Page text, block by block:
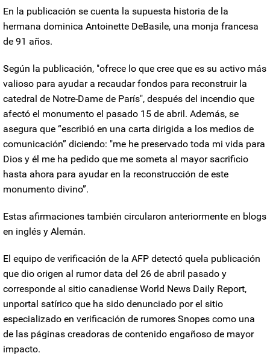
En la publicación se cuenta la supuesta historia de la
hermana dominica Antoinette DeBasile, una monja francesa
de 91 años.
Según la publicación, "ofrece lo que cree que es su activo más
valioso para ayudar a recaudar fondos para reconstruir la
catedral de Notre-Dame de París", después del incendio que
afectó el monumento el pasado 15 de abril. Además, se
asegura que “escribió en una carta dirigida a los medios de
comunicación” diciendo: "me he preservado toda mi vida para
Dios y él me ha pedido que me someta al mayor sacrificio
hasta ahora para ayudar en la reconstrucción de este
monumento divino”.
Estas afirmaciones también circularon anteriormente en blogs
en inglés y Alemán.
El equipo de verificación de la AFP detectó quela publicación
que dio origen al rumor data del 26 de abril pasado y
corresponde al sitio canadiense World News Daily Report,
unportal satírico que ha sido denunciado por el sitio
especializado en verificación de rumores Snopes como una
de las páginas creadoras de contenido engañoso de mayor
impacto.